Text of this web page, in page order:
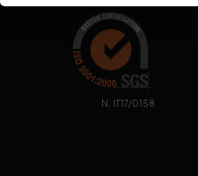
. N. IT17/0158